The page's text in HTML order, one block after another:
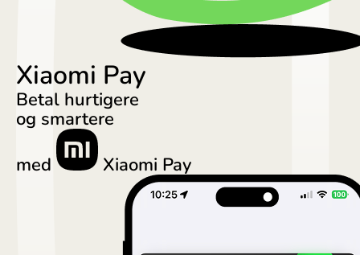
Portugal (Português)
România (Română)
Slovensko (Slovenčina)
Sverige (Svenska)
Україна (Українська)
Türkiye (Türkçe)
Singapore (English)
Xiaomi Pay
Betal hurtigere
og smartere
med
Xiaomi Pay